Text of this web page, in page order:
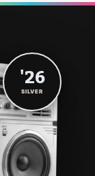
'26
SILVER